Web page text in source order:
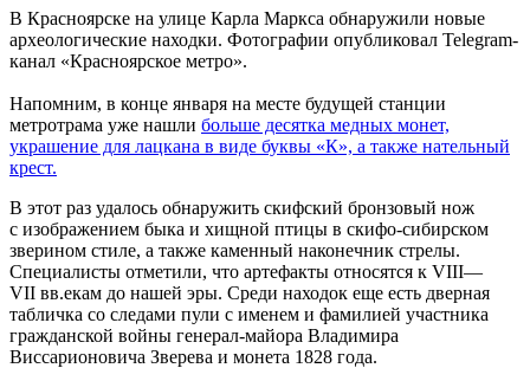
В Красноярске на улице Карла Маркса обнаружили новые
археологические находки. Фотографии опубликовал Telegram-
канал «Красноярское метро».
Напомним, в конце января на месте будущей станции
метротрама уже нашли больше десятка медных монет,
украшение для лацкана в виде буквы «К», а также нательный
крест.
В этот раз удалось обнаружить скифский бронзовый нож
с изображением быка и хищной птицы в скифо-сибирском
зверином стиле, а также каменный наконечник стрелы.
Специалисты отметили, что артефакты относятся к VIII—
VII вв.екам до нашей эры. Среди находок еще есть дверная
табличка со следами пули с именем и фамилией участника
гражданской войны генерал-майора Владимира
Виссарионовича Зверева и монета 1828 года.